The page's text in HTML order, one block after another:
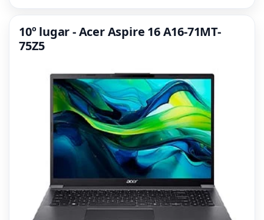
10º lugar - Acer Aspire 16 A16-71MT-
75Z5